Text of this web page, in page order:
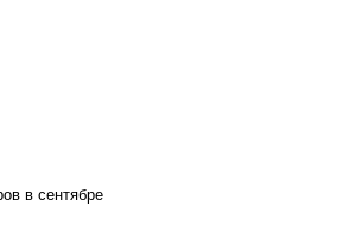
в сентябре